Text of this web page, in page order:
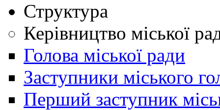
Структура
Керівництво міської
Голова міської ради
Заступники міського
Перший заступник